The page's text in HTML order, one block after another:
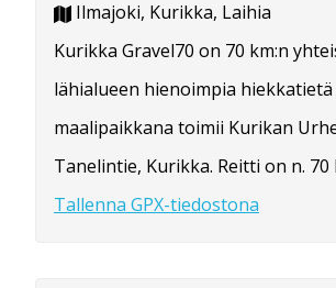
Ilmajoki, Kurikka, Laihia
Kurikka Gravel70 on 70 km:n
lähialueen hienoimpia
maalipaikkana toimii Kurikan
Tanelintie, Kurikka. Reitti on n. 70
Tallenna GPX-tiedostona